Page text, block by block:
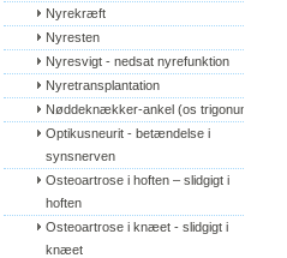
Nyrekræft
Nyresten
Nyresvigt - nedsat nyrefunktion
Nyretransplantation
Nøddeknækker-ankel (os trigonum)
Optikusneurit - betændelse i
synsnerven
Osteoartrose i hoften – slidgigt i
hoften
Osteoartrose i knæet - slidgigt i
knæet